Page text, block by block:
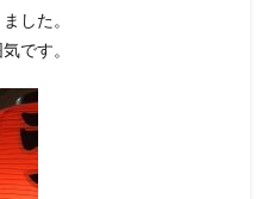
した。
です。